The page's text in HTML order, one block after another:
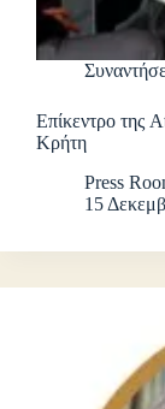
Επίκεντρο της
Κρήτη
Press
15